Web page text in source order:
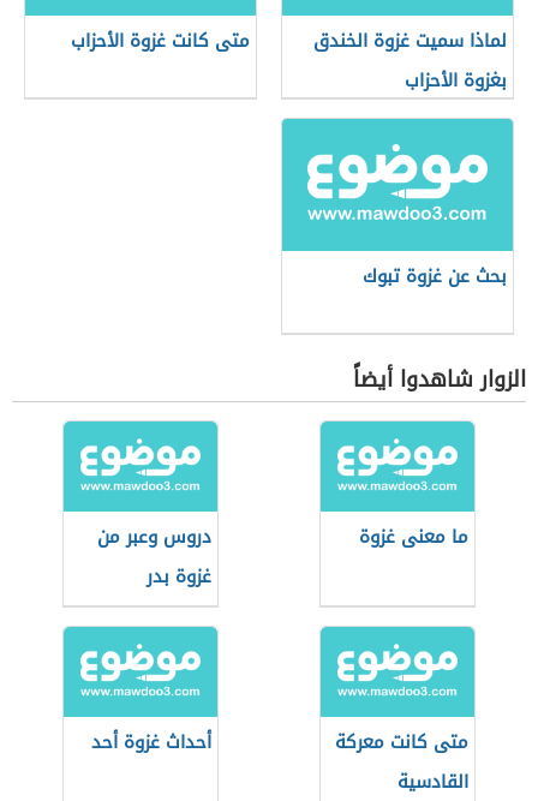
لماذا سميت غزوة الخندق
بغزوة الأحزاب
متى كانت غزوة الأحزاب
بحث عن غزوة تبوك
الزوار شاهدوا أيضاً
ما معنى غزوة
دروس وعبر من
غزوة بدر
متى كانت معركة
القادسية
أحداث غزوة أحد